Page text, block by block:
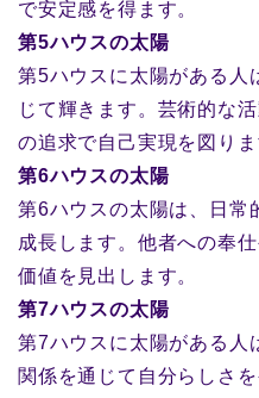
で安定感を得ます。
第5ハウスの太陽
第5ハウスに太陽がある人
じて輝きます。芸術的な
の追求で自己実現を図りま
第6ハウスの太陽
第6ハウスの太陽は、日常
成長します。他者への奉
価値を見出します。
第7ハウスの太陽
第7ハウスに太陽がある人
関係を通じて自分らしさ